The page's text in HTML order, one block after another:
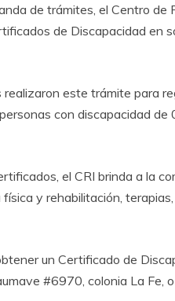
de trámites, el Centro de
de Discapacidad en
este trámite para
con discapacidad
el CRI brinda a la
y rehabilitación,
un Certificado de
#6970, colonia La